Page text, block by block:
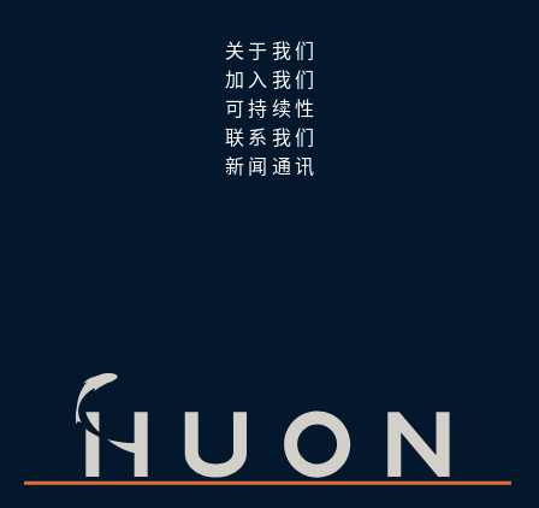
关于我们
加入我们
可持续性
联系我们
新闻通讯